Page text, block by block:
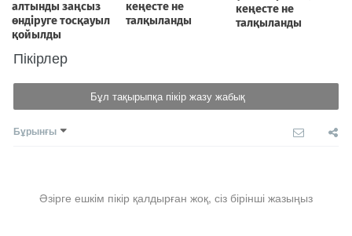
Пікірлер
Бұл тақырыпқа пікір жазу жабық
Бұрынғы
Әзірге ешкім пікір қалдырған жоқ, сіз бірінші жазыңыз